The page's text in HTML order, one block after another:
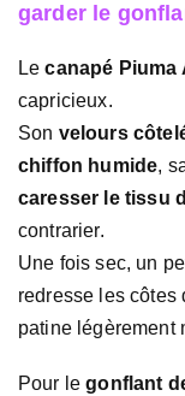
garder le
Lecanapé Piuma
capricieux.
Son velours
chiffon humide,
caresser le tissu
contrarier.
Une fois sec, un
redresse les
patine légèrement
Pour legonflant